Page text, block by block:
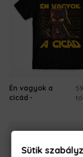
Én vagyok a
cicád
tól
Sütik